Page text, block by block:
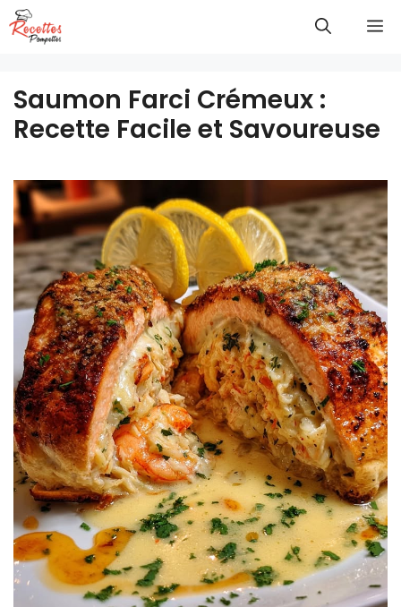
Aller
au
Saumon Farci Crémeux :
Recette Facile et Savoureuse